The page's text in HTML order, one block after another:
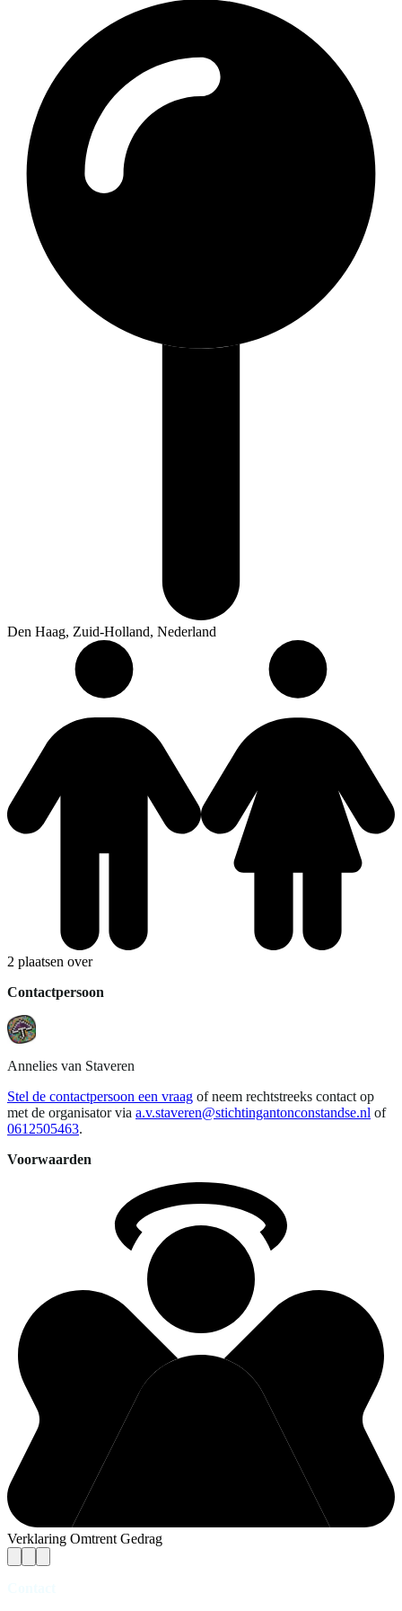
Den Haag, Zuid-Holland, Nederland
2 plaatsen over
Contactpersoon
Annelies van Staveren
Stel de contactpersoon een vraag of neem rechtstreeks contact op
met de organisator via a.v.staveren@stichtingantonconstandse.nl of
0612505463.
Voorwaarden
Verklaring Omtrent Gedrag